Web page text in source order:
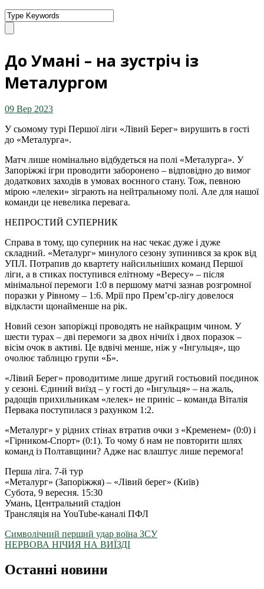
До Умані – на зустріч із
Металургом
09 Вер 2023
У сьомому турі Першої ліги «Лівий Берег» вирушить в гості
до «Металурга».
Матч лише номінально відбудеться на полі «Металурга». У
Запоріжжі ігри проводити заборонено – відповідно до вимог
додаткових заходів в умовах воєнного стану. Тож, певною
мірою «лелеки» зіграють на нейтральному полі. Але для нашої
команди це невелика перевага.
НЕПРОСТИЙ СУПЕРНИК
Справа в тому, що суперник на нас чекає дуже і дуже
складний. «Металург» минулого сезону зупинився за крок від
УПЛ. Потрапив до квартету найсильніших команд Першої
ліги, а в стиках поступився елітному «Вересу» – після
мінімальної перемоги 1:0 в першому матчі зазнав розгромної
поразки у Рівному – 1:6. Мрії про Прем’єр-лігу довелося
відкласти щонайменше на рік.
Новий сезон запоріжці проводять не найкращим чином. У
шести турах – дві перемоги за двох нічиїх і двох поразок –
вісім очок в активі. Це вдвічі менше, ніж у «Інгульця», що
очолює таблицю групи «Б».
«Лівий Берег» проводитиме лише другий гостьовий поєдинок
у сезоні. Єдиний виїзд – у гості до «Інгульця» – на жаль,
радощів прихильникам «лелек» не приніс – команда Віталія
Первака поступилася з рахунком 1:2.
«Металург» у рідних стінах втратив очки з «Кременем» (0:0) і
«Гірником-Спорт» (0:1). То чому б нам не повторити шлях
команд із Полтавщини? Адже нас влаштує лише перемога!
Перша ліга. 7-й тур
«Металург» (Запоріжжя) – «Лівий берег» (Київ)
Субота, 9 вересня. 15:30
Умань, Центральний стадіон
Трансляція на YouTube-каналі ПФЛ
Символічний перший удар воїна ЗСУ
НЕРВОВА НІЧИЯ НА ВИЇЗДІ
Останні новини